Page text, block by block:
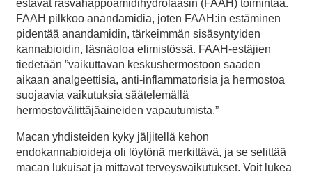
estävät rasvahappoamidihydrolaasin (FAAH) toimintaa.
FAAH pilkkoo anandamidia, joten FAAH:in estäminen
pidentää anandamidin, tärkeimmän sisäsyntyiden
kannabioidin, läsnäoloa elimistössä. FAAH-estäjien
tiedetään ”vaikuttavan keskushermostoon saaden
aikaan analgeettisia, anti-inflammatorisia ja hermostoa
suojaavia vaikutuksia säätelemällä
hermostovälittäjäaineiden vapautumista.”
Macan yhdisteiden kyky jäljitellä kehon
endokannabioideja oli löytönä merkittävä, ja se selittää
macan lukuisat ja mittavat terveysvaikutukset. Voit lukea